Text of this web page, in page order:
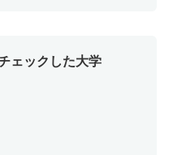
ェックした大学